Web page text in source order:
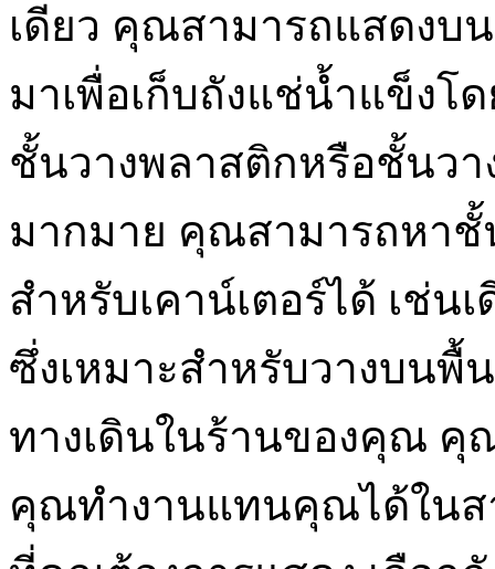
เดียว คุณสามารถแสดงบ
มาเพื่อเก็บถังแช่น้ำแข็งโ
ชั้นวางพลาสติกหรือชั้นว
มากมาย คุณสามารถหาชั้
สำหรับเคาน์เตอร์ได้ เช่น
ซึ่งเหมาะสำหรับวางบนพื้
ทางเดินในร้านของคุณ คุ
คุณทำงานแทนคุณได้ในส